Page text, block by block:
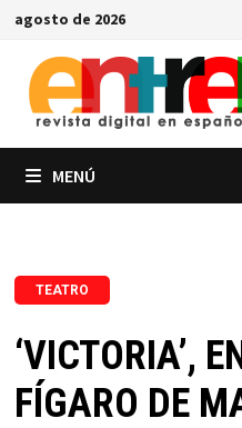
Saltar
contenido
agosto de 2026
MENÚ
TEATRO
‘VICTORIA’,
FÍGARO DE